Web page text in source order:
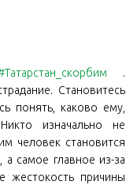
.
Становитесь
понять, каково ему,
изначально не
человек становится
самое главное из-за
жестокость причины